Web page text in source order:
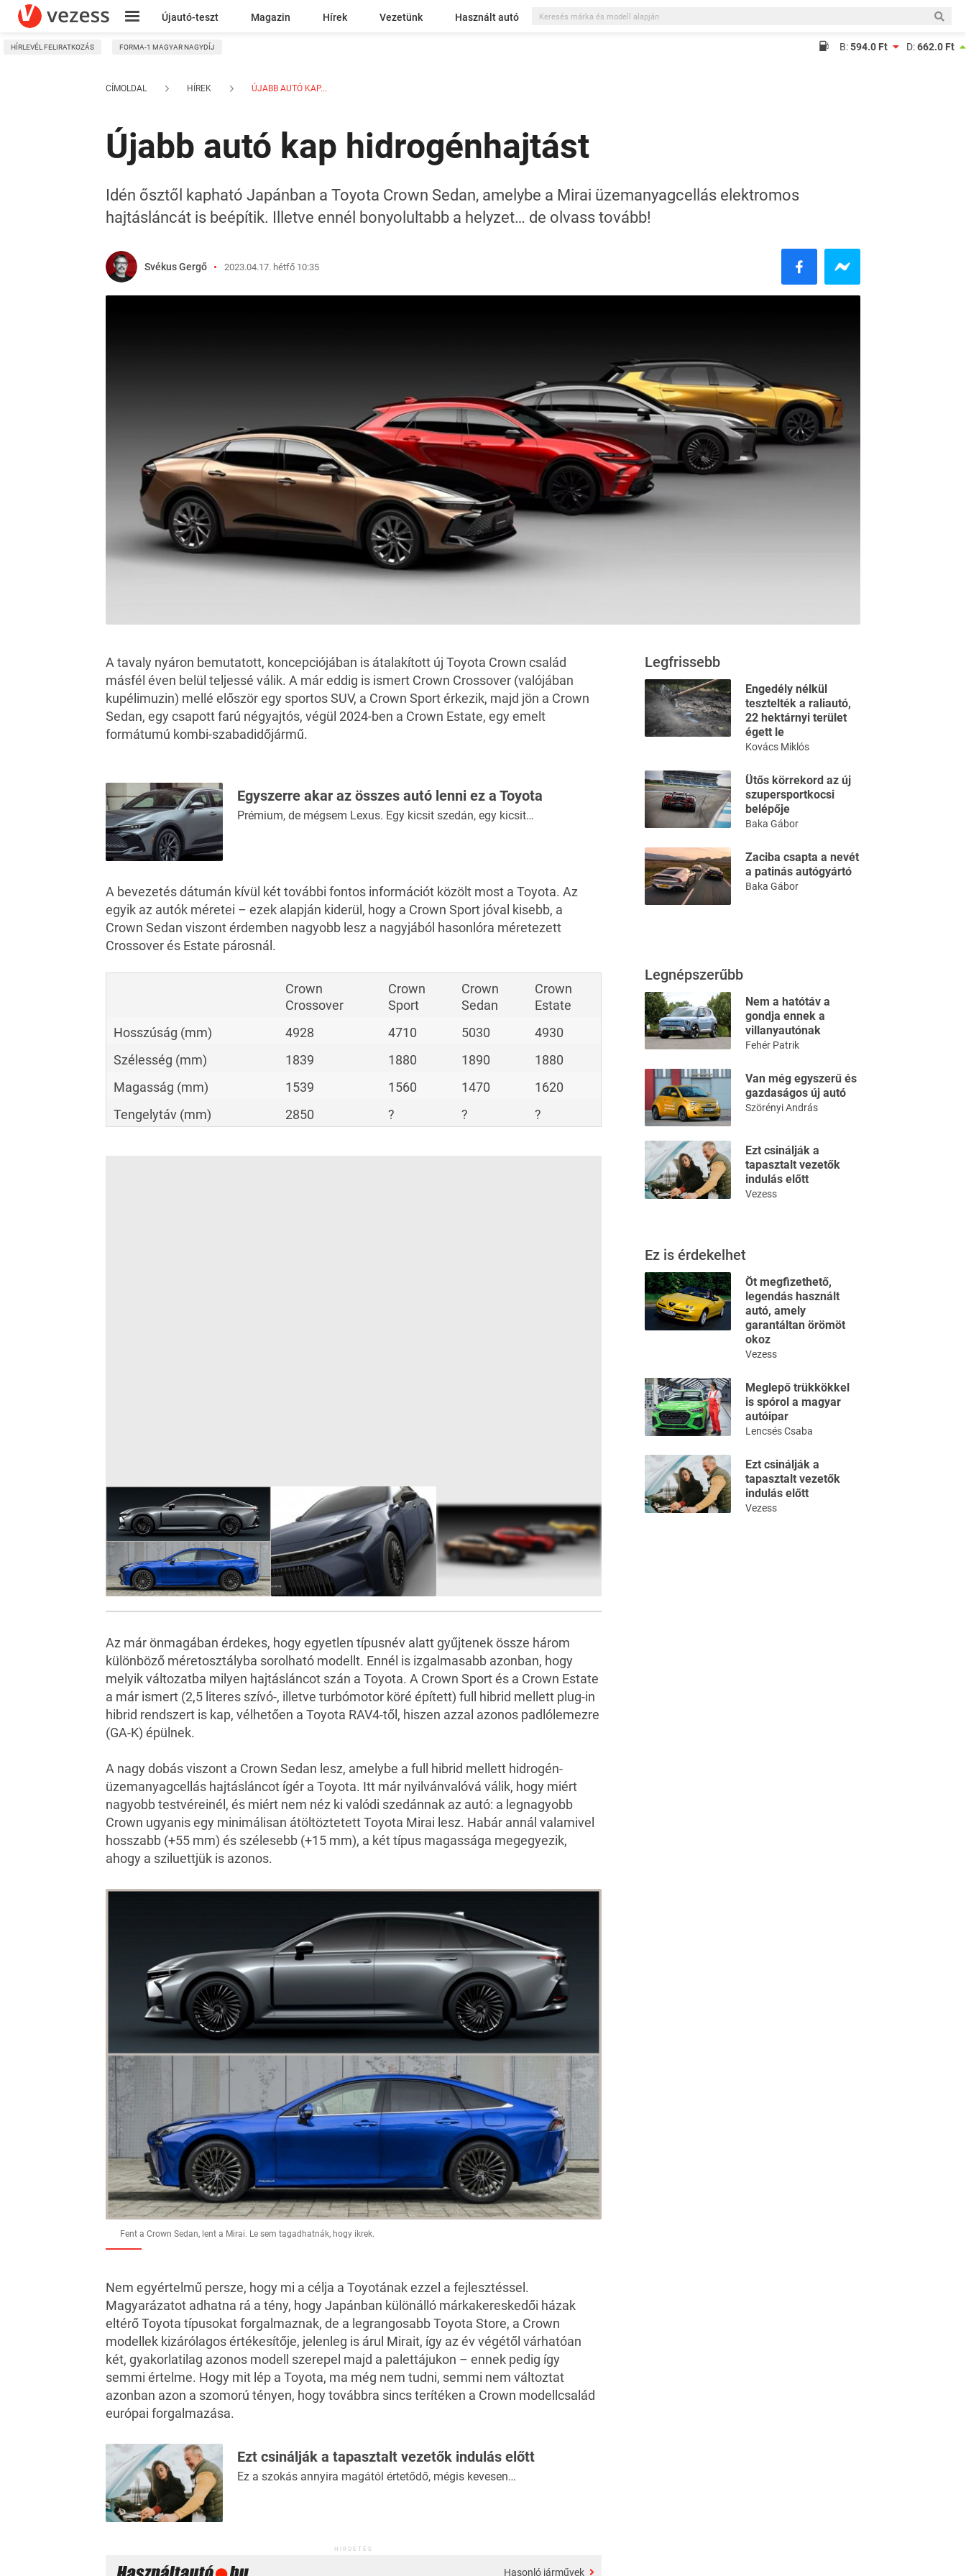
Újautó-teszt Magazin Hírek Vezetünk Használt autó
Kresz
HÍRLEVÉL FELIRATKOZÁS FORMA-1 MAGYAR NAGYDÍJ B:594.0 Ft D:662.0 Ft
CÍMOLDAL HÍREK ÚJABB AUTÓ KAP...
Újabb autó kap hidrogénhajtást
Idén ősztől kapható Japánban a Toyota Crown Sedan, amelybe a Mirai üzemanyagcellás elektromos
hajtásláncát is beépítik. Illetve ennél bonyolultabb a helyzet… de olvass tovább!
Svékus Gergő 2023.04.17. hétfő 10:35
A tavaly nyáron bemutatott, koncepciójában is átalakított új Toyota Crown család
másfél éven belül teljessé válik. A már eddig is ismert Crown Crossover (valójában
kupélimuzin) mellé először egy sportos SUV, a Crown Sport érkezik, majd jön a Crown
Sedan, egy csapott farú négyajtós, végül 2024-ben a Crown Estate, egy emelt
formátumú kombi-szabadidőjármű.
Egyszerre akar az összes autó lenni ez a Toyota
Prémium, de mégsem Lexus. Egy kicsit szedán, egy kicsit…
A bevezetés dátumán kívül két további fontos információt közölt most a Toyota. Az
egyik az autók méretei – ezek alapján kiderül, hogy a Crown Sport jóval kisebb, a
Crown Sedan viszont érdemben nagyobb lesz a nagyjából hasonlóra méretezett
Crossover és Estate párosnál.
Crown
Crossover
Crown
Sport
Crown
Sedan
Crown
Estate
Hosszúság (mm)
4928 4710 5030
4930
Szélesség (mm)
1839 1880 1890
1880
Magasság (mm)
1539 1560 1470
1620
Tengelytáv (mm)
2850 ? ? ?
Az már önmagában érdekes, hogy egyetlen típusnév alatt gyűjtenek össze három
különböző méretosztályba sorolható modellt. Ennél is izgalmasabb azonban, hogy
melyik változatba milyen hajtásláncot szán a Toyota. A Crown Sport és a Crown Estate
a már ismert (2,5 literes szívó-, illetve turbómotor köré épített) full hibrid mellett plug-in
hibrid rendszert is kap, vélhetően a Toyota RAV4-től, hiszen azzal azonos padlólemezre
(GA-K) épülnek.
A nagy dobás viszont a Crown Sedan lesz, amelybe a full hibrid mellett hidrogén-
üzemanyagcellás hajtásláncot ígér a Toyota. Itt már nyilvánvalóvá válik, hogy miért
nagyobb testvéreinél, és miért nem néz ki valódi szedánnak az autó: a legnagyobb
Crown ugyanis egy minimálisan átöltöztetett Toyota Mirai lesz. Habár annál valamivel
hosszabb (+55 mm) és szélesebb (+15 mm), a két típus magassága megegyezik,
ahogy a sziluettjük is azonos.
Fent a Crown Sedan, lent a Mirai. Le sem tagadhatnák, hogy ikrek.
Nem egyértelmű persze, hogy mi a célja a Toyotának ezzel a fejlesztéssel.
Magyarázatot adhatna rá a tény, hogy Japánban különálló márkakereskedői házak
eltérő Toyota típusokat forgalmaznak, de a legrangosabb Toyota Store, a Crown
modellek kizárólagos értékesítője, jelenleg is árul Mirait, így az év végétől várhatóan
két, gyakorlatilag azonos modell szerepel majd a palettájukon – ennek pedig így
semmi értelme. Hogy mit lép a Toyota, ma még nem tudni, semmi nem változtat
azonban azon a szomorú tényen, hogy továbbra sincs terítéken a Crown modellcsalád
európai forgalmazása.
Ezt csinálják a tapasztalt vezetők indulás előtt
Ez a szokás annyira magától értetődő, mégis kevesen…
HIRDETÉS
Hasonló járművek
Legfrissebb
Engedély nélkül
tesztelték a raliautó,
22 hektárnyi terület
égett le
Kovács Miklós
Ütős körrekord az új
szupersportkocsi
belépője
Baka Gábor
Zaciba csapta a nevét
a patinás autógyártó
Baka Gábor
Legnépszerűbb
Nem a hatótáv a
gondja ennek a
villanyautónak
Fehér Patrik
Van még egyszerű és
gazdaságos új autó
Szörényi András
Ezt csinálják a
tapasztalt vezetők
indulás előtt
Vezess
Ez is érdekelhet
Öt megfizethető,
legendás használt
autó, amely
garantáltan örömöt
okoz
Vezess
Meglepő trükkökkel
is spórol a magyar
autóipar
Lencsés Csaba
Ezt csinálják a
tapasztalt vezetők
indulás előtt
Vezess